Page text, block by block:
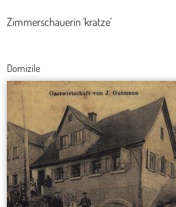
Zimmerschauerin 'kratze'
Domizile